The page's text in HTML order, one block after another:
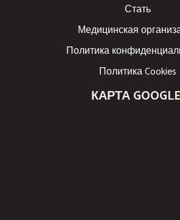
Стать
Медицинская
Политика
Политика Cookies
КАРТА